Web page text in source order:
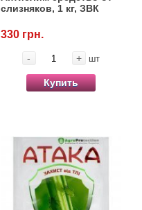
слизняков, 1 кг, ЗВК
330 грн.
- + шт
Купить